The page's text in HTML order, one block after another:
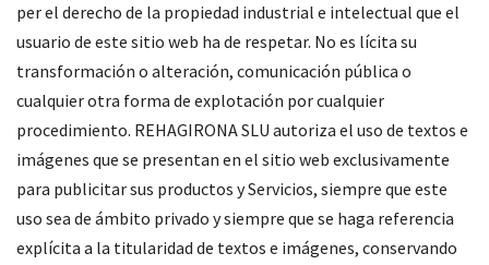
per el derecho de la propiedad industrial e intelectual que el
usuario de este sitio web ha de respetar. No es lícita su
transformación o alteración, comunicación pública o
cualquier otra forma de explotación por cualquier
procedimiento. REHAGIRONA SLU autoriza el uso de textos e
imágenes que se presentan en el sitio web exclusivamente
para publicitar sus productos y Servicios, siempre que este
uso sea de ámbito privado y siempre que se haga referencia
explícita a la titularidad de textos e imágenes, conservando